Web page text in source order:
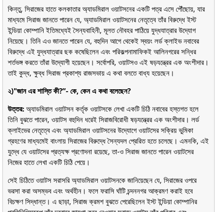
কিন্তু, সিরাজের হাতে কলকাতার অ্যাডমিরাল ওয়াটসনের একটি পত্র এসে পৌঁছোয়, যার
মাধ্যমে সিরাজ জানতে পারেন যে, অ্যাডমিরাল ওয়াটসনের নেতৃত্বে তাঁর বিরুদ্ধে ইস্ট
ইন্ডিয়া কোম্পানি ইতিমধ্যেই সৈন্যবাহিনী, মূলত নৌবহর পাঠিয়ে যুদ্ধযাত্রার উদ্যোগ
নিয়েছে। তিনি এও জানতে পারেন যে, বহুদিন আগে থেকেই স্বয়ং লর্ড ক্লাইভ নবাবের
বিরুদ্ধে এই যুদ্ধযাত্রার ছক কষেছিলেন এবং পরিকল্পনামাফিকই আলিনগরের সন্ধির
শর্তভঙ্গ করতে তাঁরা উদ্যোগী হয়েছেন। সর্বোপরি, ওয়াটসও এই ষড়যন্ত্রের এক অংশীদার।
তাই কুদ্ধ, ক্ষুব্ধ সিরাজ প্রকাশ্য রাজসভায় এ কথা বলতে বাধ্য হয়েছেন।
২)"জান এর শাস্তি কী?”- কে, কেন এ কথা বলেছেন?
উত্তর: অ্যাডমিরাল ওয়াটসন কর্তৃক ওয়াটসকে লেখা একটি চিঠি নবাবের হস্তগত হলে
তিনি বুঝতে পারেন, ওয়াটস বহুদিন ধরেই সিরাজবিরোধী ষড়যন্ত্রের এক অংশীদার। লর্ড
ক্লাইভের নেতৃত্বে এবং অ্যাডমিরাল ওয়াটসনের উদ্যোগে ওয়াটসের সক্রিয় ভুমিকা
গ্রহণের মাধ্যমেই বাংলায় সিরাজের বিরুদ্ধে সৈন্যদল প্রেরিত হতে চলেছে। এমনকি, এই
যুদ্ধে যে ওয়াটসের প্রত্যক্ষ প্রণোদনা রয়েছে, তা-ও সিরাজ জানতে পারেন ওয়াটসের
নিজের হাতে লেখা একটি চিঠি পেয়ে।
সেই চিঠিতে ওয়াটস সরাসরি অ্যাডমিরাল ওয়াটসনকে জানিয়েছেন যে, সিরাজের ওপরে
ভরসা করা অসম্ভব এবং অর্থহীন। ফলে ফরাসি ঘাঁটি চন্দননগর আক্রমণ করাই হবে
বিচক্ষণ সিদ্ধান্ত। এ ছাড়া, সিরাজ ক্রমশ বুঝতে পেরেছিলেন ইস্ট ইন্ডিয়া কোম্পানির